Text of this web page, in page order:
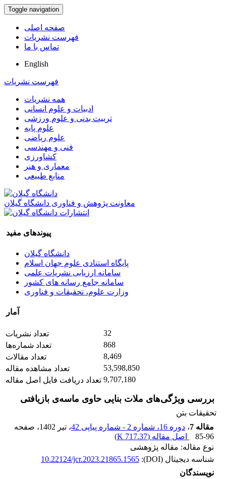
Toggle navigation
صفحه اصلی
فهرست نشریات
تماس با ما
English
فهرست نشریات
همه نشریات
ادبیات و علوم انسانی
تربیت بدنی و علوم ورزشی
علوم پایه
علوم ریاضی
فنی و مهندسی
کشاورزی
معماری و هنر
منابع طبیعی
معاونت پژوهش و فناوری دانشگاه گیلان
پیوندهای مفید
دانشگاه گیلان
پایگاه استنادی علوم جهان اسلام
سامانه ارزیابی نشریات علمی
سامانه جامع رسانه های کشور
وزارت علوم، تحقیقات و فناوری
آمار
تعداد نشریات
32
تعداد شماره‌ها
868
تعداد مقالات
8,469
تعداد مشاهده مقاله
53,598,850
تعداد دریافت فایل اصل مقاله 9,707,180
بررسی ویژگی‌های ملات بنایی حاوی ماسه‌ی بازیافتی
تحقیقات بتن
مقاله 7
، دوره 16، شماره 2 - شماره پیاپی 42 ، تیر 1402
، صفحه
85-96
اصل مقاله (717.37 K
)
نوع مقاله: مقاله پژوهشی
شناسه دیجیتال (DOI):
10.22124/jcr.2023.21865.1565
نویسندگان